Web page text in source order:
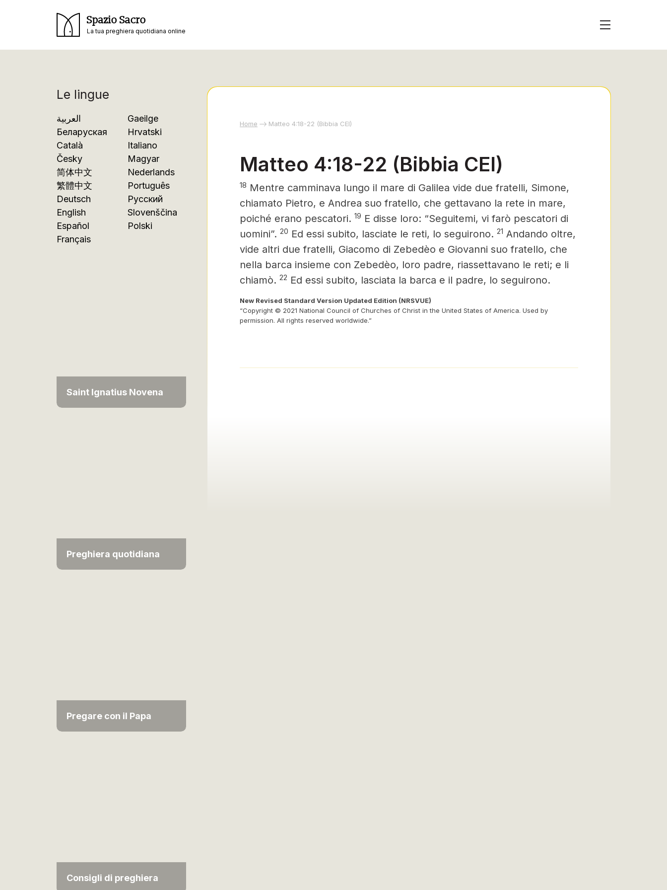
Spazio Sacro
La tua preghiera quotidiana online
Le lingue
العربية
Беларуская
Català
Česky
简体中文
繁體中文
Deutsch
English
Español
Français
Gaeilge
Hrvatski
Italiano
Magyar
Nederlands
Português
Русский
Slovenščina
Polski
Saint Ignatius Novena
Preghiera quotidiana
Pregare con il Papa
Consigli di preghiera
Home Matteo 4:18-22 (Bibbia CEI)
Matteo 4:18-22 (Bibbia CEI)
18 Mentre camminava lungo il mare di Galilea vide due fratelli, Simone,
chiamato Pietro, e Andrea suo fratello, che gettavano la rete in mare,
poiché erano pescatori. 19 E disse loro: “Seguitemi, vi farò pescatori di
uomini”. 20 Ed essi subito, lasciate le reti, lo seguirono. 21 Andando oltre,
vide altri due fratelli, Giacomo di Zebedèo e Giovanni suo fratello, che
nella barca insieme con Zebedèo, loro padre, riassettavano le reti; e li
chiamò. 22 Ed essi subito, lasciata la barca e il padre, lo seguirono.
New Revised Standard Version Updated Edition (NRSVUE)
“Copyright © 2021 National Council of Churches of Christ in the United States of America. Used by
permission. All rights reserved worldwide.”